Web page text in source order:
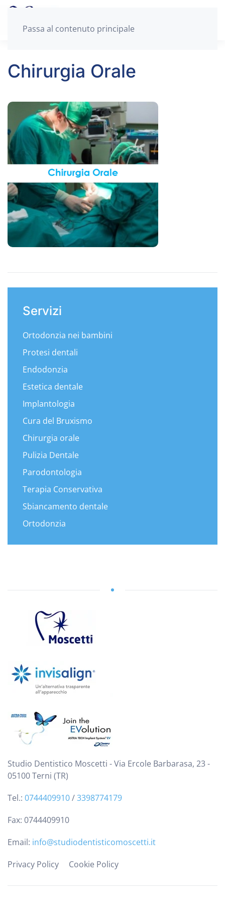
Passa al contenuto principale
Chirurgia Orale
Servizi
Ortodonzia nei bambini
Protesi dentali
Endodonzia
Estetica dentale
Implantologia
Cura del Bruxismo
Chirurgia orale
Pulizia Dentale
Parodontologia
Terapia Conservativa
Sbiancamento dentale
Ortodonzia
Studio Dentistico Moscetti - Via Ercole Barbarasa, 23 -
05100 Terni (TR)
Tel.: 0744409910/3398774179
Fax: 0744409910
Email: info@studiodentisticomoscetti.it
Privacy Policy
Cookie Policy